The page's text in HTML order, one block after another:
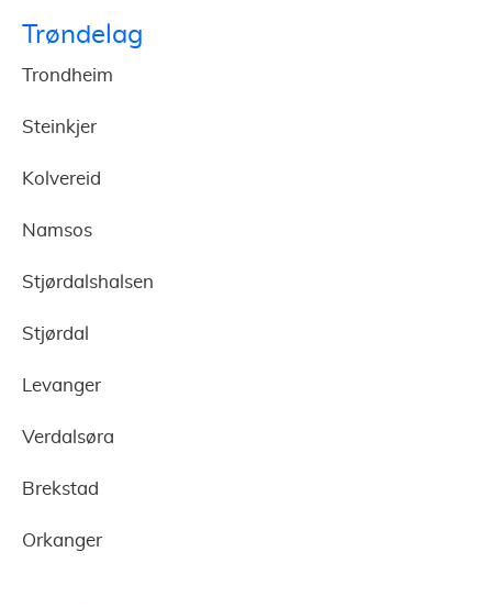
Trøndelag
Trondheim
Steinkjer
Kolvereid
Namsos
Stjørdalshalsen
Stjørdal
Levanger
Verdalsøra
Brekstad
Orkanger